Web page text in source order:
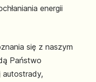
energii
się z naszym
Państwo
autostrady,